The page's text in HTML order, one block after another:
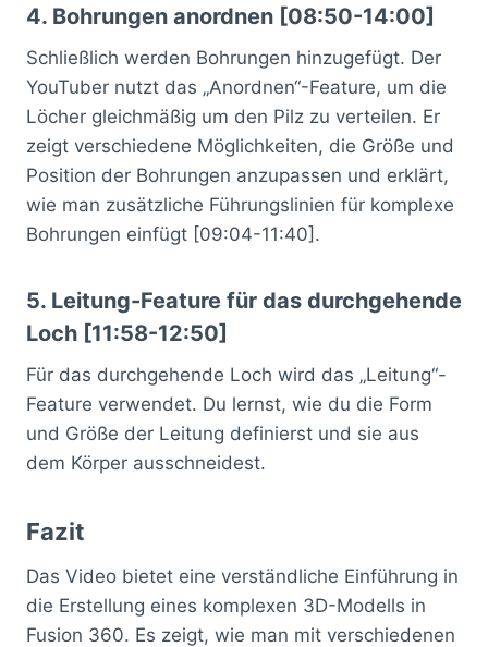
4. Bohrungen anordnen [08:50-14:00]
Schließlich werden Bohrungen hinzugefügt. Der
YouTuber nutzt das „Anordnen“-Feature, um die
Löcher gleichmäßig um den Pilz zu verteilen. Er
zeigt verschiedene Möglichkeiten, die Größe und
Position der Bohrungen anzupassen und erklärt,
wie man zusätzliche Führungslinien für komplexe
Bohrungen einfügt [09:04-11:40].
5. Leitung-Feature für das durchgehende
Loch [11:58-12:50]
Für das durchgehende Loch wird das „Leitung“-
Feature verwendet. Du lernst, wie du die Form
und Größe der Leitung definierst und sie aus
dem Körper ausschneidest.
Fazit
Das Video bietet eine verständliche Einführung in
die Erstellung eines komplexen 3D-Modells in
Fusion 360. Es zeigt, wie man mit verschiedenen